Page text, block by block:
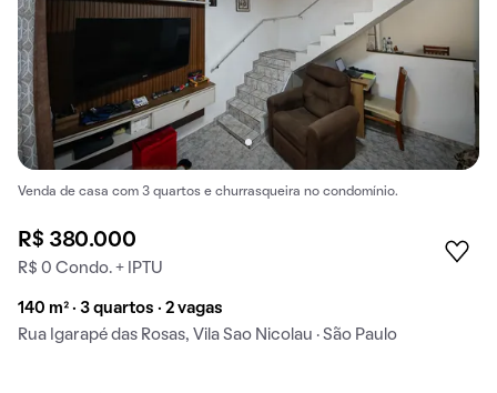
Venda de casa com 3 quartos e churrasqueira no condomínio.
R$ 380.000
R$ 0 Condo. + IPTU
140 m² · 3 quartos · 2 vagas
Rua Igarapé das Rosas, Vila Sao Nicolau · São Paulo